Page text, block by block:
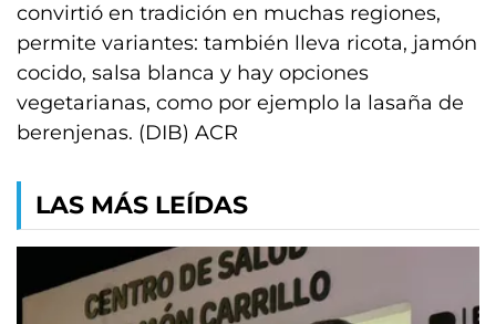
convirtió en tradición en muchas regiones,
permite variantes: también lleva ricota, jamón
cocido, salsa blanca y hay opciones
vegetarianas, como por ejemplo la lasaña de
berenjenas. (DIB) ACR
LAS MÁS LEÍDAS